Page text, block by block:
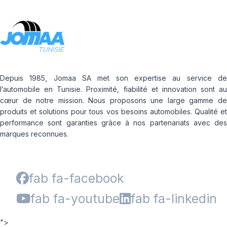
Depuis 1985, Jomaa SA met son expertise au service de
l’automobile en Tunisie. Proximité, fiabilité et innovation sont au
cœur de notre mission. Nous proposons une large gamme de
produits et solutions pour tous vos besoins automobiles. Qualité et
performance sont garanties grâce à nos partenariats avec des
marques reconnues.
fab fa-facebook
fab fa-youtube
fab fa-linkedin
">